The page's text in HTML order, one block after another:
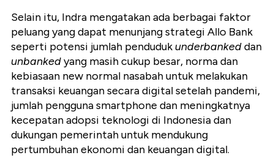
Selain itu, Indra mengatakan ada berbagai faktor
peluang yang dapat menunjang strategi Allo Bank
seperti potensi jumlah pendudukunderbankeddan
unbankedyang masih cukup besar, norma dan
kebiasaan new normal nasabah untuk melakukan
transaksi keuangan secara digital setelah pandemi,
jumlah pengguna smartphone dan meningkatnya
kecepatan adopsi teknologi di Indonesia dan
dukungan pemerintah untuk mendukung
pertumbuhan ekonomi dan keuangan digital.